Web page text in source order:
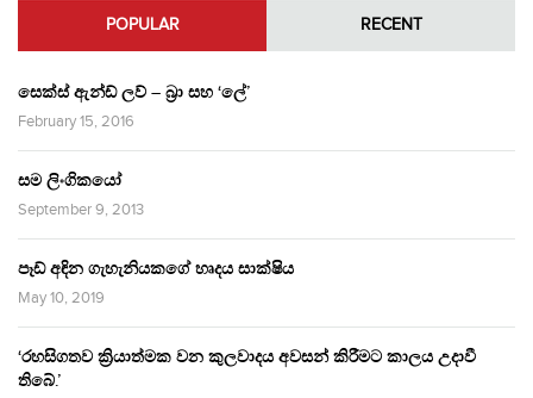
POPULAR RECENT
සෙක්ස් ඇන්ඩ් ලව් – බ්‍රා සහ ‘ලේ’
February 15, 2016
සම ලිංගිකයෝ
September 9, 2013
පෑඩ් අඳින ගැහැනියකගේ හෘදය සාක්ෂිය
May 10, 2019
‘රහසිගතව ක්‍රියාත්මක වන කුලවාදය අවසන් කිරීමට කාලය උදාවී
තිබේ.’